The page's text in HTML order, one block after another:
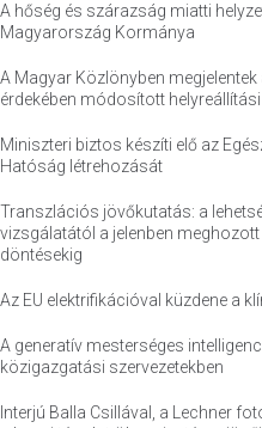
A hőség és szárazság miatti
Magyarország Kormánya
A Magyar Közlönyben
érdekében módosított helyreállítási
Miniszteri biztos készíti elő az
Hatóság létrehozását
Transzlációs jövőkutatás: a
vizsgálatától a jelenben
döntésekig
Az EU elektrifikációval küzdene a
A generatív mesterséges
közigazgatási szervezetekben
Interjú Balla Csillával, a Lechner